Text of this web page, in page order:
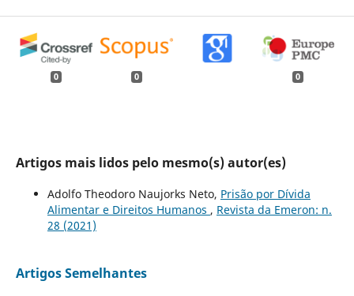
0 0 0
Artigos mais lidos pelo mesmo(s) autor(es)
Adolfo Theodoro Naujorks Neto, Prisão por Dívida
Alimentar e Direitos Humanos , Revista da Emeron: n.
28 (2021)
Artigos Semelhantes